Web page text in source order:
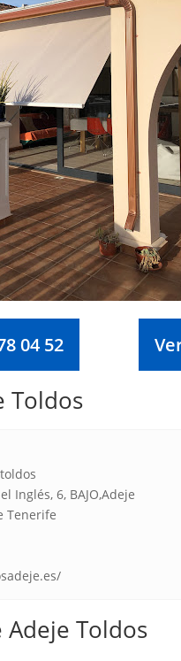
04 52
Toldos
Inglés, 6, BAJO,Adeje
Tenerife
Toldos